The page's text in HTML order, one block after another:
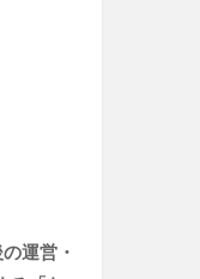
運営・